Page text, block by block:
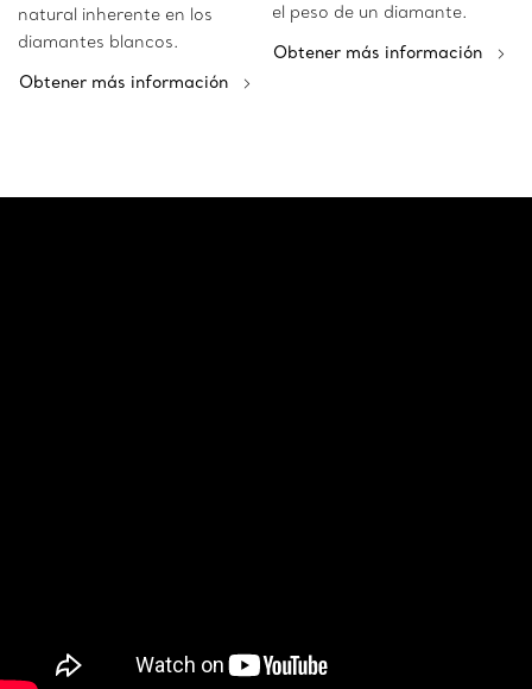
natural inherente en los
diamantes blancos.
Obtener más información
el peso de un diamante.
Obtener más información